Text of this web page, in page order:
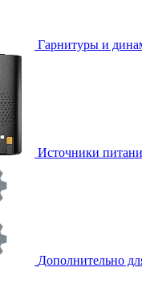
Гарнитуры и
Источники
Дополнительно